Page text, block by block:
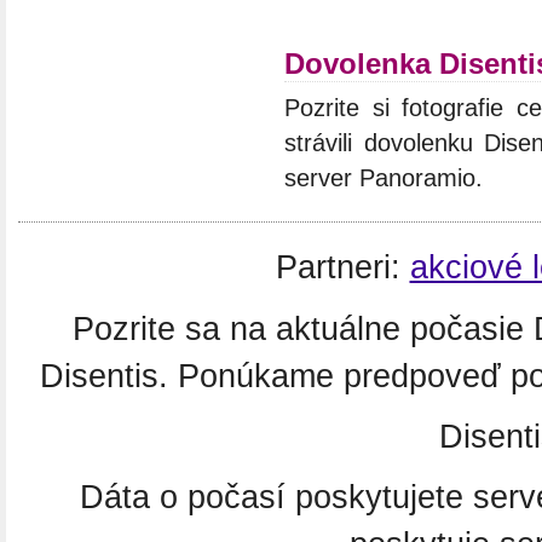
Dovolenka
Pozrite si fotografie
strávili dovolenku
server Panoramio.
Partneri: akciové
Pozrite sa na aktuálne
Disentis. Ponúkame predpoveď
Dáta o počasí poskytujete